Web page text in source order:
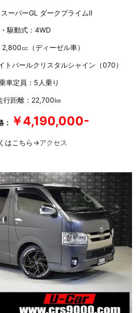
スーパーGL ダークプライムⅡ
・駆動式：4WD
2,800㏄（ディーゼル車）
トパールクリスタルシャイン（070）
乗車定員：5人乗り
行距離：22,700㎞
： ￥4,190,000-
はこちら→アクセス